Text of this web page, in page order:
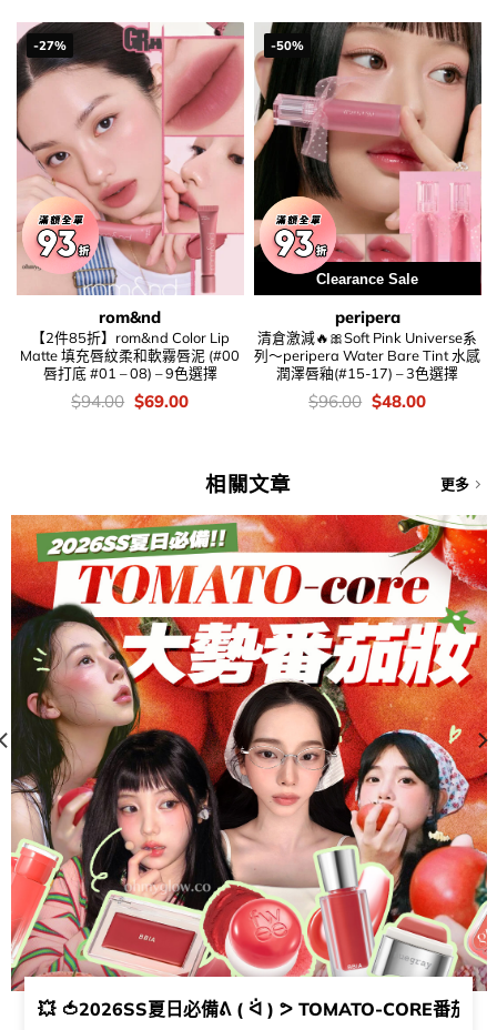
$76.00. $44.00. $118.00.$69.00.
-27%
rom&nd
【2件85折】rom&nd Color Lip
Matte 填充唇紋柔和軟霧唇泥 (#00
唇打底 #01 – 08) – 9色選擇
價
$94.00 Original
$69.00Current
-50%
Clearance Sale
peripera
清倉激減🔥🎀Soft Pink Universe系
列～peripera Water Bare Tint 水感
潤澤唇釉(#15-17) – 3色選擇
價
$96.00 Original
$48.00Current
相關文章 更多
💥 🍅2026SS夏日必備ᕕ ( ᐛ ) ᕗ TOMATO-CORE番茄系
限時買1送1優惠🎁​​